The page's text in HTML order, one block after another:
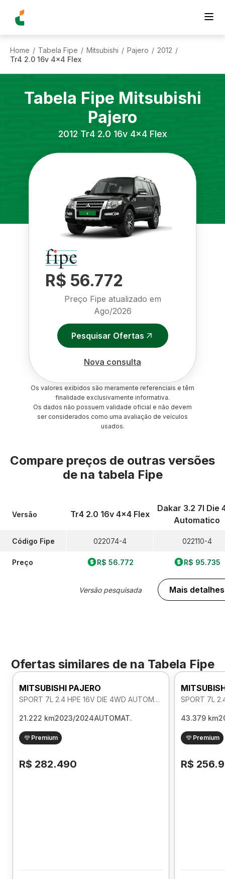
Home / Tabela Fipe / Mitsubishi / Pajero / 2012 /
Tr4 2.0 16v 4x4 Flex
Tabela Fipe Mitsubishi
Pajero
2012 Tr4 2.0 16v 4x4 Flex
R$ 56.772
Preço Fipe atualizado em
Ago/2026
Pesquisar Ofertas
Nova consulta
Os valores exibidos são meramente referenciais e têm
finalidade exclusivamente informativa.
Os dados não possuem validade oficial e não devem
ser considerados como uma avaliação de veículos
usados.
Compare preços de outras versões
de na tabela Fipe
Versão
Código Fipe
Preço
Tr4 2.0 16v 4x4 Flex
022074-4
R$ 56.772
Versão pesquisada
Dakar 3.2 7l Die
Automatico
022110-4
R$ 95.735
Mais detalhes
Ofertas similares de na Tabela Fipe
MITSUBISHI PAJERO
SPORT 7L 2.4 HPE 16V DIE 4WD AUTOMATICO
21.222 km2023/2024AUTOMAT.
Premium
R$ 282.490
43.379 km
Premium
R$